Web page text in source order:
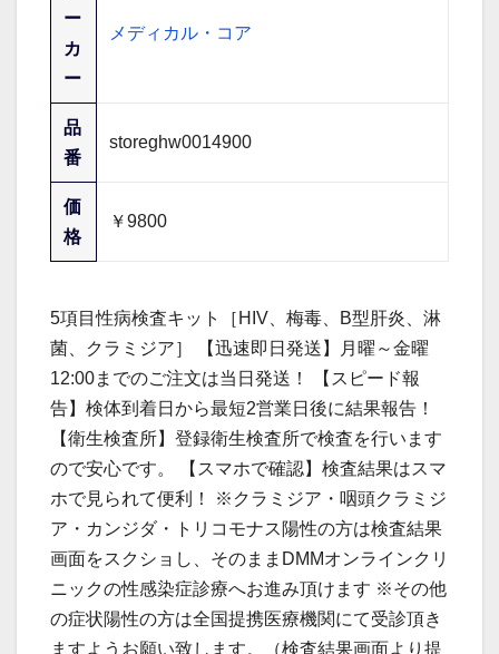
ー
カ
ー
メディカル・コア
品
番
storeghw0014900
価
格
￥9800
5項目性病検査キット［HIV、梅毒、B型肝炎、淋
菌、クラミジア］ 【迅速即日発送】月曜～金曜
12:00までのご注文は当日発送！ 【スピード報
告】検体到着日から最短2営業日後に結果報告！
【衛生検査所】登録衛生検査所で検査を行います
ので安心です。 【スマホで確認】検査結果はスマ
ホで見られて便利！ ※クラミジア・咽頭クラミジ
ア・カンジダ・トリコモナス陽性の方は検査結果
画面をスクショし、そのままDMMオンラインクリ
ニックの性感染症診療へお進み頂けます ※その他
の症状陽性の方は全国提携医療機関にて受診頂き
ますようお願い致します。（検査結果画面より提